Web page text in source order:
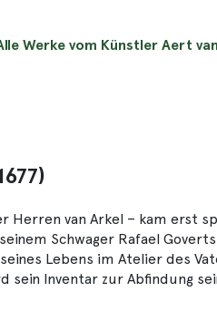
Werke vom Künstler Aert
Herren van Arkel – kam erst
Schwager Rafael
Lebens im Atelier des
sein Inventar zur Abfindung